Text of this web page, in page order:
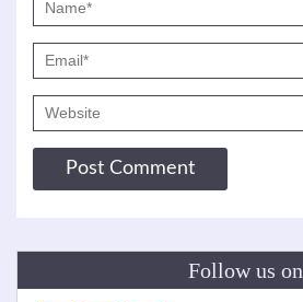
Follow us on